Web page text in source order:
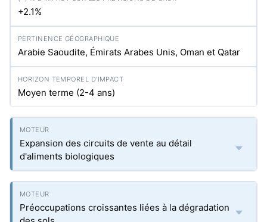
+2.1%
Arabie Saoudite, Émirats Arabes Unis, Oman et Qatar
Moyen terme (2-4 ans)
Expansion des circuits de vente au détail
d'aliments biologiques
Préoccupations croissantes liées à la dégradation